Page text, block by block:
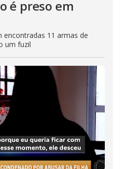
é preso em
11 armas de
um fuzil